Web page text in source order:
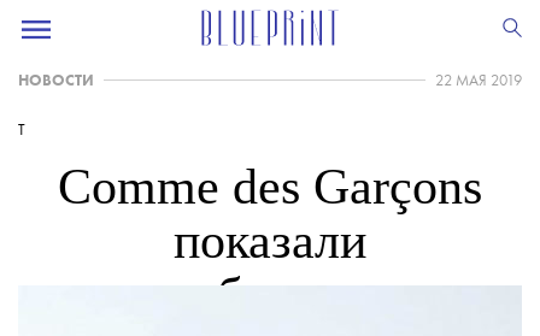
НОВОСТИ 22 МАЯ 2019
T
Comme des Garçons
показали
коллаборацию с